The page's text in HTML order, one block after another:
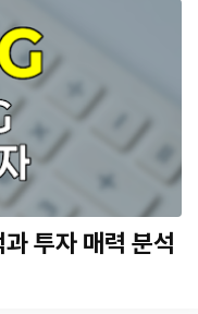
투자 매력 분석